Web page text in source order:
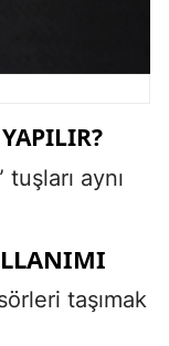
aynı
taşımak